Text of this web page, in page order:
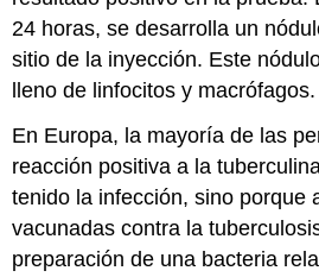
24 horas, se desarrolla un
sitio de la inyección. Este
lleno de linfocitos y macrófagos.
En Europa, la mayoría de las
reacción positiva a la
tenido la infección, sino porque
vacunadas contra la
preparación de una bacteria